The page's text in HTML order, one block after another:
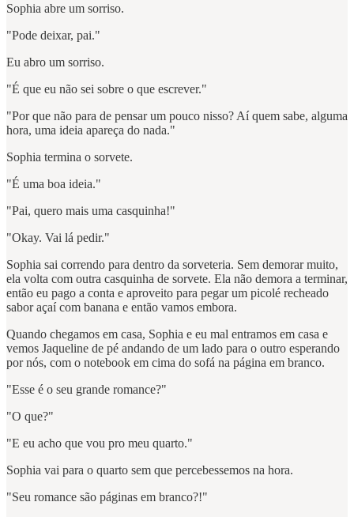
Sophia abre um sorriso.
"Pode deixar, pai."
Eu abro um sorriso.
"É que eu não sei sobre o que escrever."
"Por que não para de pensar um pouco nisso? Aí quem sabe, alguma
hora, uma ideia apareça do nada."
Sophia termina o sorvete.
"É uma boa ideia."
"Pai, quero mais uma casquinha!"
"Okay. Vai lá pedir."
Sophia sai correndo para dentro da sorveteria. Sem demorar muito,
ela volta com outra casquinha de sorvete. Ela não demora a terminar,
então eu pago a conta e aproveito para pegar um picolé recheado
sabor açaí com banana e então vamos embora.
Quando chegamos em casa, Sophia e eu mal entramos em casa e
vemos Jaqueline de pé andando de um lado para o outro esperando
por nós, com o notebook em cima do sofá na página em branco.
"Esse é o seu grande romance?"
"O que?"
"E eu acho que vou pro meu quarto."
Sophia vai para o quarto sem que percebessemos na hora.
"Seu romance são páginas em branco?!"